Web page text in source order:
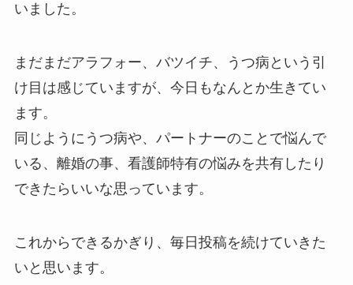
いました。
まだまだアラフォー、バツイチ、うつ病という引
け目は感じていますが、今日もなんとか生きてい
ます。
同じようにうつ病や、パートナーのことで悩んで
いる、離婚の事、看護師特有の悩みを共有したり
できたらいいな思っています。
これからできるかぎり、毎日投稿を続けていきた
いと思います。